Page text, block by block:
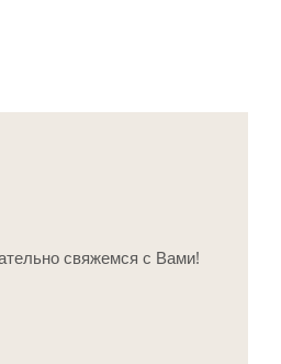
свяжемся с Вами!